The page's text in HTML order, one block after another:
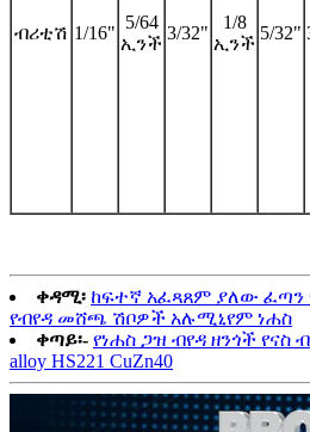
ብሪቲሽ 1/16"
5/64
ኢንች
3/32"
1/8
ኢንች
5/32"
ቀዳሚ፡ ከፍተኛ አፈጻጸም ያለው
የብየዳ መሸጫ ሽቦዎች አሉሚኒየም ነሐስ
ቀጣይ፡- የነሐስ ጋዝ ብየዳ ዘንጎች የናስ
alloy HS221 CuZn40